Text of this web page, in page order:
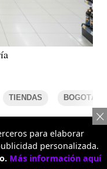
TIENDAS BOGOTÁ
para elaborar
personalizada.
Más información aquí